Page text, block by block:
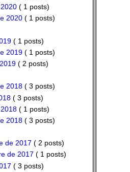
( 1 posts)
2020( 1 posts)
( 1 posts)
2019( 1 posts)
( 2 posts)
2018( 3 posts)
( 3 posts)
( 1 posts)
2018( 3 posts)
de 2017 ( 2 posts)
de 2017 ( 1 posts)
( 3 posts)